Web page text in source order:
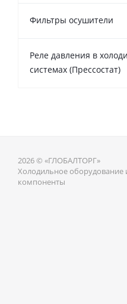
Фильтры осушители
Реле давления в
системах (Прессостат)
2026 © «ГЛОБАЛТОРГ»
Холодильное оборудование
компоненты